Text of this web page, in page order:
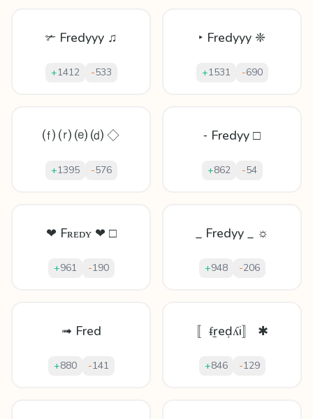
✃ Fredyyy ♫
+1412 -533
‣ Fredyyy ❈
+1531 -690
⒡ ⒭ ⒠ ⒟ ◇
+1395 -576
⁃ Fredyy □
+862 -54
❤ Fʀᴇᴅʏ ❤ □
+961 -190
_ Fredyy _ ☼
+948 -206
➟ Fred
+880 -141
〚ᵮṟеḍʎi〛 ✱
+846 -129